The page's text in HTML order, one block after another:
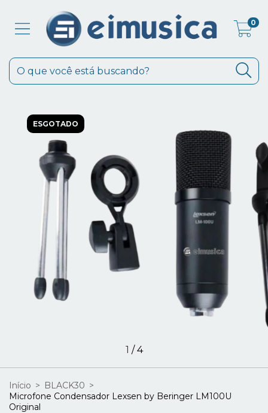
0
ESGOTADO
1 /4
Início > BLACK30 >
Microfone Condensador Lexsen by Beringer LM100U
Original